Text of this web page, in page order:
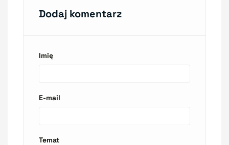
Dodaj komentarz
Imię
E-mail
Temat